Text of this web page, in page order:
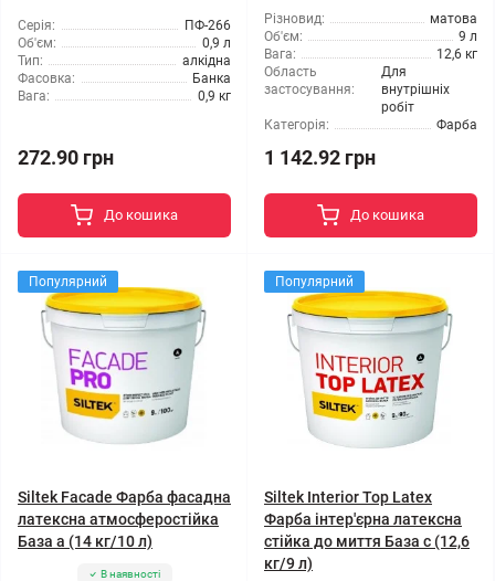
Серія:
ПФ-266
Об'єм:
0,9 л
Тип:
алкідна
Фасовка:
Банка
Вага:
0,9 кг
272.90 грн
До кошика
Різновид:
матова
Об'єм:
9 л
Вага:
12,6 кг
Область
застосування:
Для
внутрішніх
робіт
Категорія:
Фарба
1 142.92 грн
До кошика
Популярний
Siltek Facade Фарба фасадна
латексна атмосферостійка
База а (14 кг/10 л)
В наявності
Популярний
Siltek Interior Top Latex
Фарба інтер'єрна латексна
стійка до миття База c (12,6
кг/9 л)